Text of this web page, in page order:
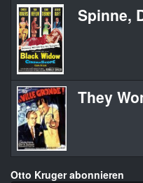
Spinne,
They
Otto Kruger abonnieren